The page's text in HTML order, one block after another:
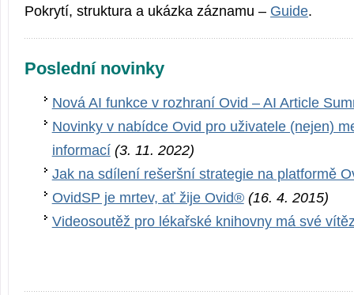
Pokrytí, struktura a ukázka záznamu – Guide.
Poslední novinky
Nová AI funkce v rozhraní Ovid – AI Article
Novinky v nabídce Ovid pro uživatele (nejen)
informací (3. 11. 2022)
Jak na sdílení rešeršní strategie na platformě
OvidSP je mrtev, ať žije Ovid® (16. 4. 2015)
Videosoutěž pro lékařské knihovny má své